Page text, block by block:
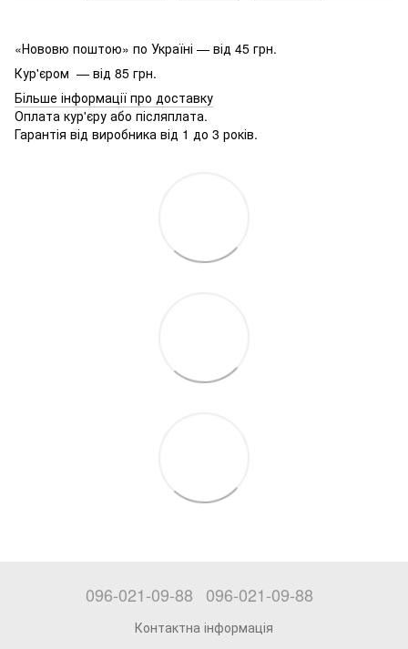
«Нововю поштою» по Україні — від 45 грн.
Кур'єром — від 85 грн.
Більше інформації про доставку
Оплата кур'єру або післяплата.
Гарантія від виробника від 1 до 3 років.
096-021-09-88 096-021-09-88
Контактна інформація